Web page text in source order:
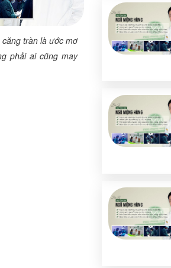
căng tràn là ước mơ
phải ai cũng may